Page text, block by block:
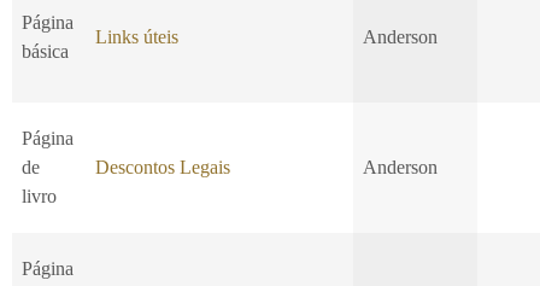
Página
básica
Links úteis Anderson
Página
de
livro
Descontos Legais Anderson
Página